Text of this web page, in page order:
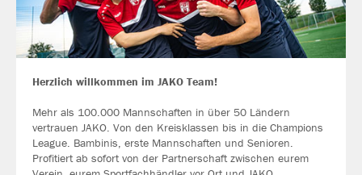
Herzlich willkommen im JAKO Team!
Mehr als 100.000 Mannschaften in über 50 Ländern
vertrauen JAKO. Von den Kreisklassen bis in die Champions
League. Bambinis, erste Mannschaften und Senioren.
Profitiert ab sofort von der Partnerschaft zwischen eurem